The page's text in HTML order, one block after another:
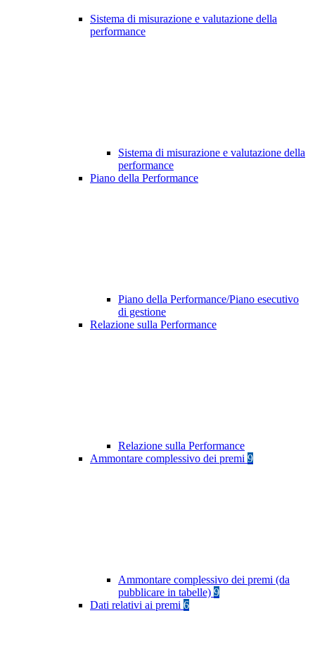
Sistema di misurazione e valutazione della
performance
Sistema di misurazione e valutazione della
performance
Piano della Performance
Piano della Performance/Piano esecutivo
di gestione
Relazione sulla Performance
Relazione sulla Performance
Ammontare complessivo dei premi 9
Ammontare complessivo dei premi (da
pubblicare in tabelle) 9
Dati relativi ai premi 6